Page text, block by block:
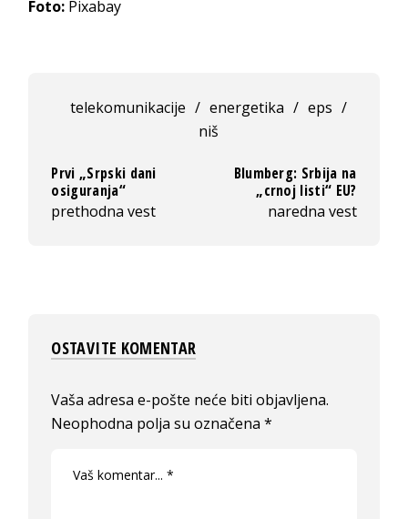
Foto: Pixabay
telekomunikacije / energetika / eps /
niš
Prvi „Srpski dani
osiguranja“
prethodna vest
Blumberg: Srbija na
„crnoj listi“ EU?
naredna vest
OSTAVITE KOMENTAR
Vaša adresa e-pošte neće biti objavljena.
Neophodna polja su označena*